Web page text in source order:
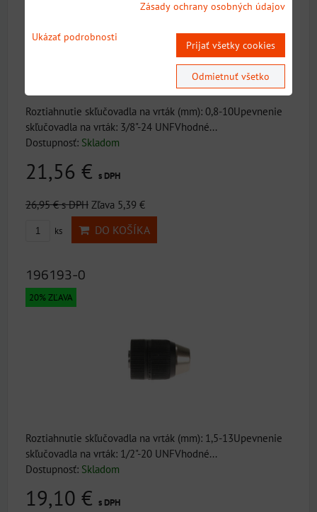
Roztiahnutie skľučovadla na vrták (mm): 0,8-10Upevnenie
skľučovadla na vrták: 3/8"-24 UNFVhodné...
Dostupnosť: Skladom
21,56 € s DPH
26,95 €s DPH Zľava 5,39 €
ks DO KOŠÍKA
196193-0
20% ZĽAVA
Roztiahnutie skľučovadla na vrták (mm): 1,5-13Upevnenie
skľučovadla na vrták: 1/2"-20 UNFVhodné...
Dostupnosť: Skladom
19,10 € s DPH
Zásady ochrany osobných údajov
Ukázať podrobnosti
Prijať všetky cookies
Odmietnuť všetko